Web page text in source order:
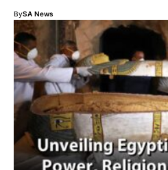
BySA News